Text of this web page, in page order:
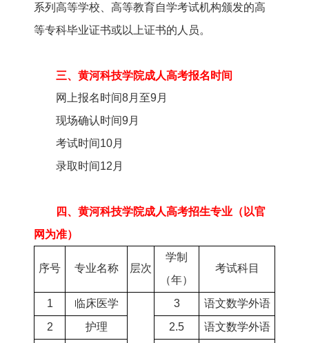
系列高等学校、高等教育自学考试机构颁发的高
等专科毕业证书或以上证书的人员。
三、黄河科技学院成人高考报名时间
网上报名时间8月至9月
现场确认时间9月
考试时间10月
录取时间12月
四、黄河科技学院成人高考招生专业（以官
网为准）
序号 专业名称 层次
学制
（年）
考试科目
1 临床医学 3
语文数学外语
2
护理 2.5 语文数学外语